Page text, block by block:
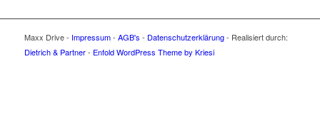
Maxx Drive - Impressum- AGB's - Datenschutzerklärung- Realisiert durch:
Dietrich & Partner- Enfold WordPress Theme by Kriesi